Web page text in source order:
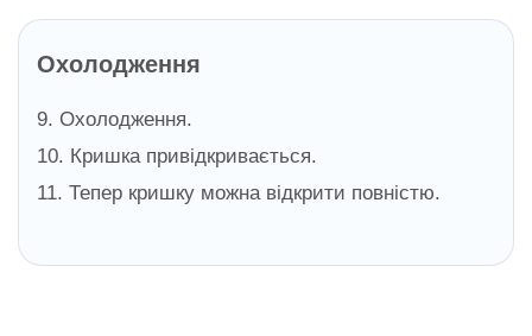
Охолодження
9. Охолодження.
10. Кришка привідкривається.
11. Тепер кришку можна відкрити повністю.